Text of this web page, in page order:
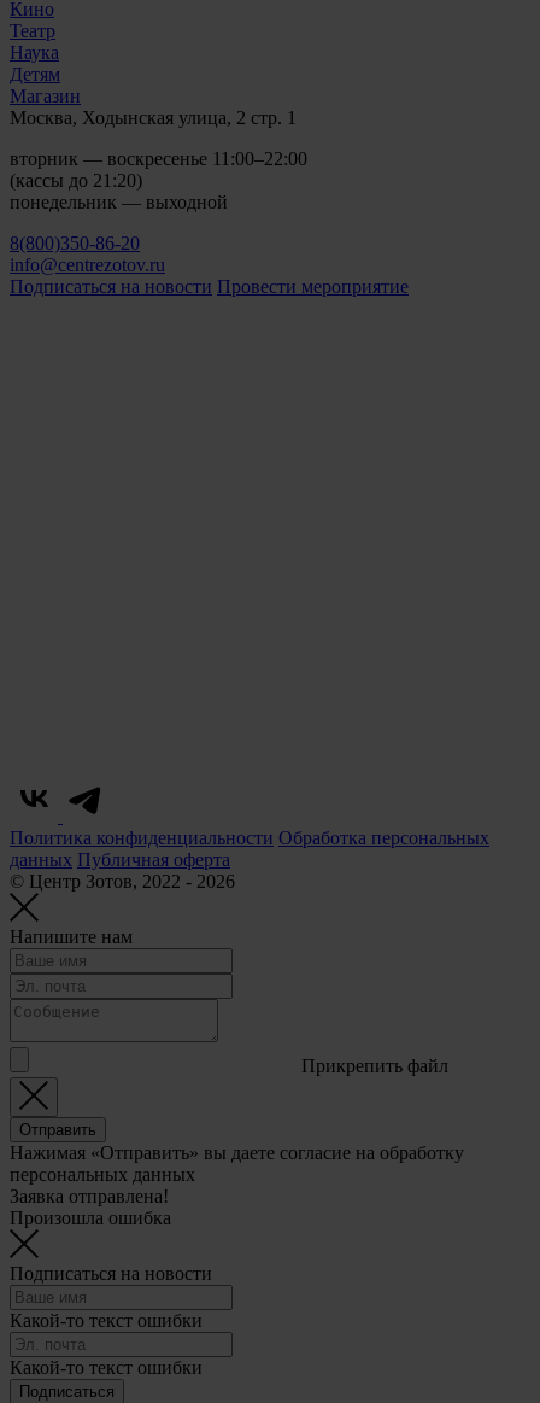
Кино
Театр
Наука
Детям
Магазин
Москва, Ходынская улица, 2 стр. 1
вторник — воскресенье 11:00–22:00
(кассы до 21:20)
понедельник — выходной
8(800)350-86-20
info@centrezotov.ru
Подписаться на новости Провести мероприятие
Политика конфиденциальности Обработка персональных
данных Публичная оферта
© Центр Зотов, 2022 - 2026
Напишите нам
Прикрепить файл
Отправить
Нажимая «Отправить» вы даете согласие на обработку
персональных данных
Заявка отправлена!
Произошла ошибка
Подписаться на новости
Какой-то текст ошибки
Какой-то текст ошибки
Подписаться